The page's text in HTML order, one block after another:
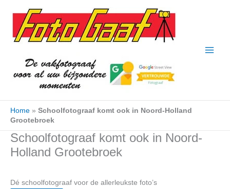
naar
inhoud
Home » Schoolfotograaf komt ook in Noord-Holland
Grootebroek
Schoolfotograaf komt ook in Noord-
Holland Grootebroek
Dé schoolfotograaf voor de allerleukste foto’s